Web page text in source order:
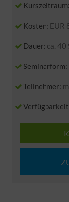
Kurszeitraum:
Kosten: EUR
Dauer: ca. 40
Seminarform:
Teilnehmer: